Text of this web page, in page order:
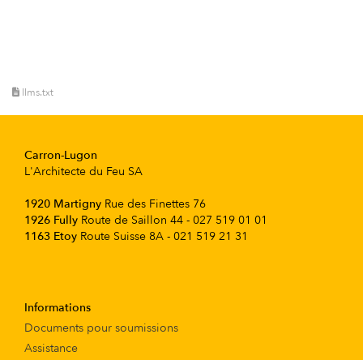
llms.txt
Carron-Lugon
L'Architecte du Feu SA
1920 Martigny Rue des Finettes 76
1926 Fully Route de Saillon 44 - 027 519 01 01
1163 Etoy Route Suisse 8A - 021 519 21 31
Informations
Documents pour soumissions
Assistance